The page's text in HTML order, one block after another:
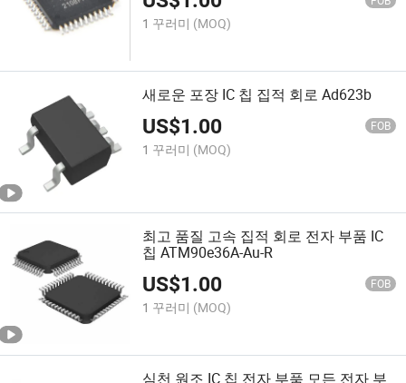
1 꾸러미 (MOQ)
새로운 포장 IC 칩 집적 회로 Ad623b
US$1.00 FOB
1 꾸러미 (MOQ)
최고 품질 고속 집적 회로 전자 부품 IC
칩 ATM90e36A-Au-R
US$1.00 FOB
1 꾸러미 (MOQ)
심천 원조 IC 칩 전자 부품 모든 전자 부